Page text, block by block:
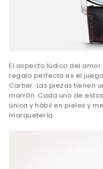
El aspecto lúdico del
regalo perfecto es el
Cartier. Las piezas tienen
marrón. Cada uno de
única y hábil en pieles y
marquetería.